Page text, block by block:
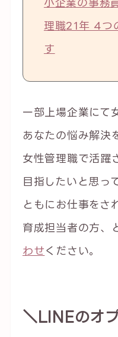
小企業の事務
理職21年 4つ
す
一部上場企業にて
あなたの悩み解決
女性管理職で活躍
目指したいと思っ
ともにお仕事をさ
育成担当者の方、
わせ ください。
＼LINEのオ